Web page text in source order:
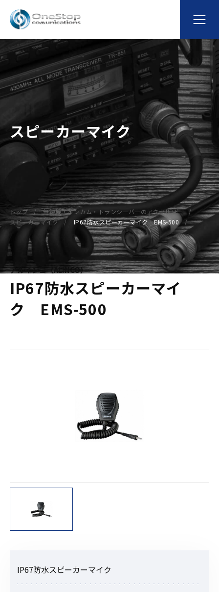
スピーカーマイク
トップ
無線機・インカム・トランシーバーのアクセサリー
スピーカーマイク
IP67防水スピーカーマイク EMS-500
アルインコ（ALINCO）
IP67防水スピーカーマイ
ク EMS-500
IP67防水スピーカーマイク